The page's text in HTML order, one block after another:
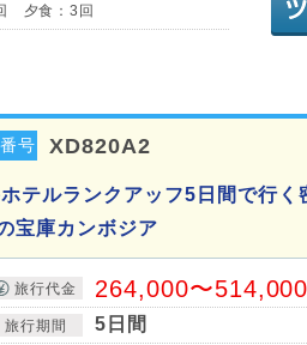
夕食：3回
号 XD820A2
テルランクアッフ5日間で行く
宝庫カンボジア
旅行代金 264,000〜
旅行期間 5日間